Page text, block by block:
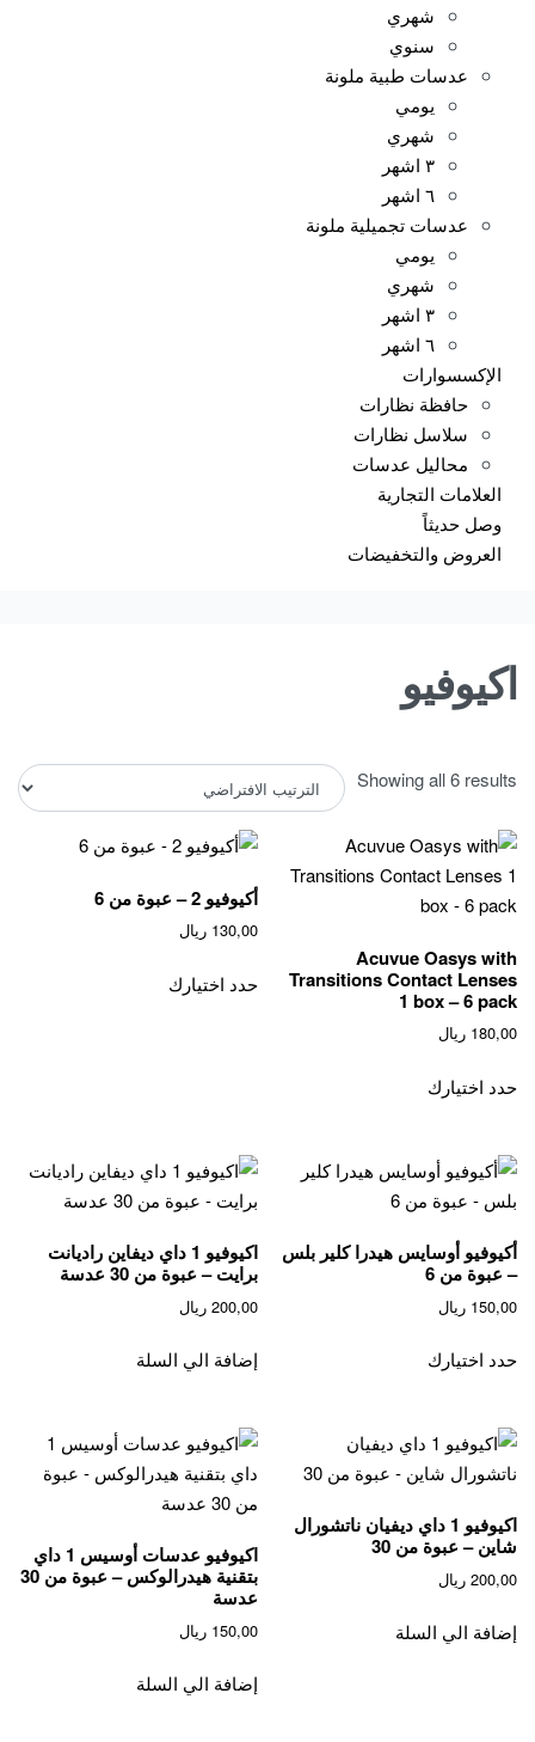
شهري
سنوي
عدسات طبية ملونة
يومي
شهري
٣ اشهر
٦ اشهر
عدسات تجميلية ملونة
يومي
شهري
٣ اشهر
٦ اشهر
الإكسسوارات
حافظة نظارات
سلاسل نظارات
محاليل عدسات
العلامات التجارية
وصل حديثاً
العروض والتخفيضات
اكيوفيو
Showing all 6 results
Acuvue Oasys with
Transitions Contact Lenses
1 box – 6 pack
180,00 ريال
حدد اختيارك
أكيوفيو 2 – عبوة من 6
130,00 ريال
حدد اختيارك
أكيوفيو أوسايس هيدرا كلير بلس
– عبوة من 6
150,00 ريال
حدد اختيارك
اكيوفيو 1 داي ديفاين راديانت
برايت – عبوة من 30 عدسة
200,00 ريال
إضافة الي السلة
اكيوفيو 1 داي ديفيان ناتشورال
شاين – عبوة من 30
200,00 ريال
إضافة الي السلة
اكيوفيو عدسات أوسيس 1 داي
بتقنية هيدرالوكس – عبوة من 30
عدسة
150,00 ريال
إضافة الي السلة